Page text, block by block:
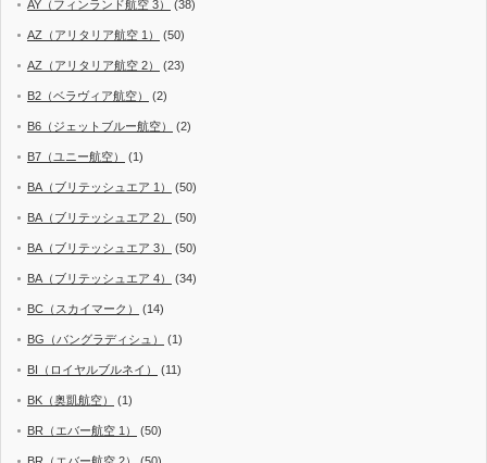
AY（フィンランド航空 3） (38)
AZ（アリタリア航空 1） (50)
AZ（アリタリア航空 2） (23)
B2（ベラヴィア航空） (2)
B6（ジェットブルー航空） (2)
B7（ユニー航空） (1)
BA（ブリテッシュエア 1） (50)
BA（ブリテッシュエア 2） (50)
BA（ブリテッシュエア 3） (50)
BA（ブリテッシュエア 4） (34)
BC（スカイマーク） (14)
BG（バングラディシュ） (1)
BI（ロイヤルブルネイ） (11)
BK（奥凱航空） (1)
BR（エバー航空 1） (50)